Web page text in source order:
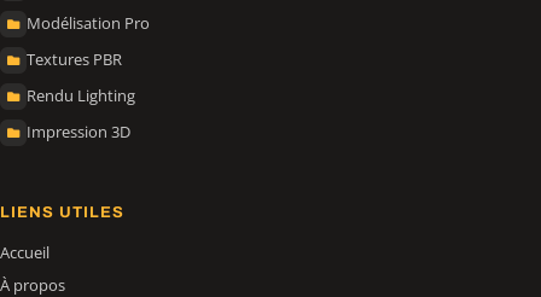
Modélisation Pro
Textures PBR
Rendu Lighting
Impression 3D
LIENS UTILES
Accueil
À propos